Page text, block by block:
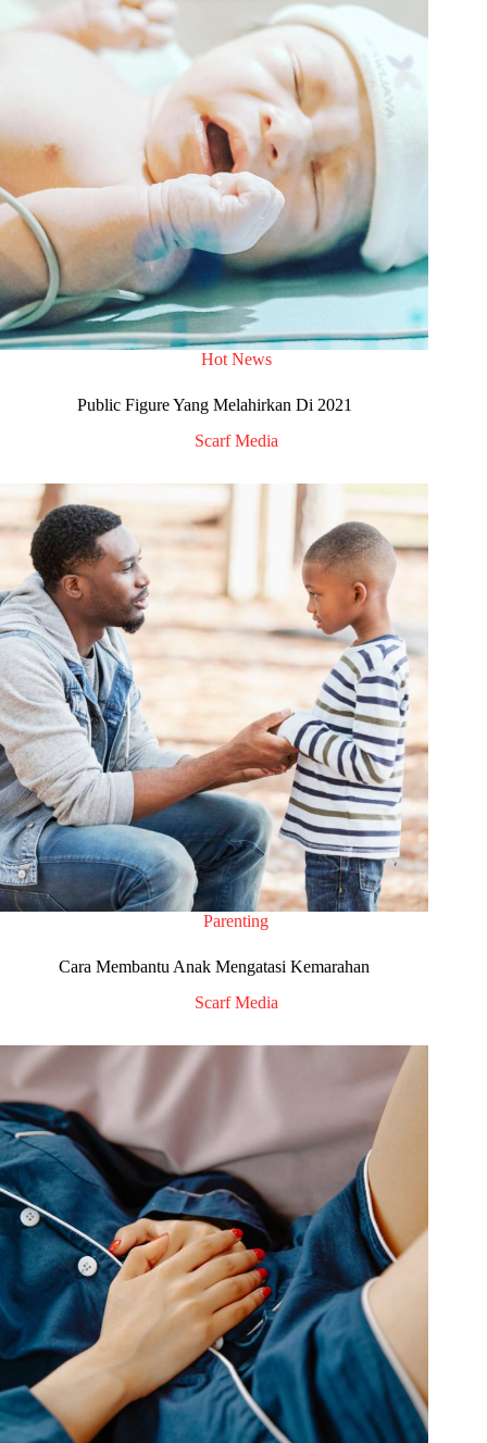
Hot News
Public Figure Yang Melahirkan Di 2021
Scarf Media
Parenting
Cara Membantu Anak Mengatasi Kemarahan
Scarf Media